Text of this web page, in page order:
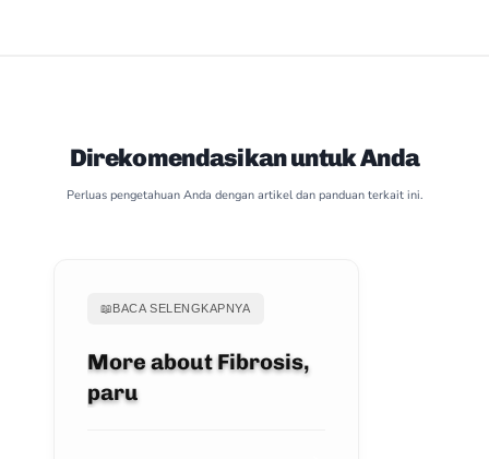
Direkomendasikan untuk Anda
Perluas pengetahuan Anda dengan artikel dan panduan terkait ini.
📖BACA SELENGKAPNYA
More about Fibrosis,
paru